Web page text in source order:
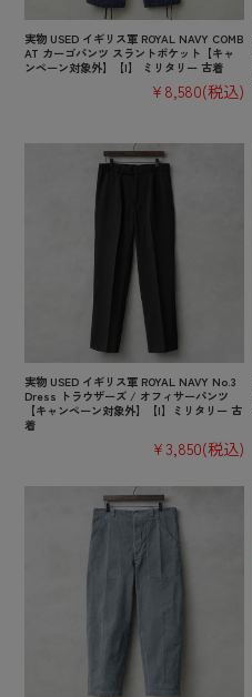
実物 USED イギリス軍 ROYAL NAVY COMB
AT カーゴパンツ スラントポケット【キャ
ンペーン対象外】【I】 ミリタリー 古着
¥8,580(税込)
実物 USED イギリス軍 ROYAL NAVY No.3
Dress トラウザーズ / オフィサーパンツ
【キャンペーン対象外】【I】ミリタリー 古
着
¥3,850(税込)